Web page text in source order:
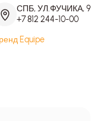
СПБ, УЛ.ФУЧИКА, 9
+7 812 244-10-00
Equipe